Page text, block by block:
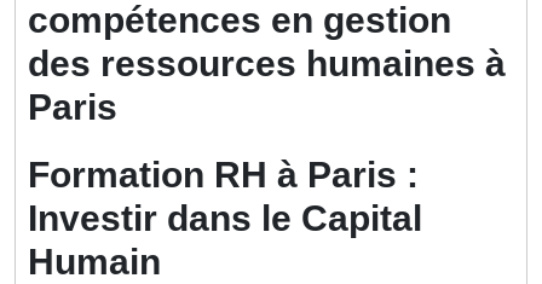
compétences en gestion
des ressources humaines à
Paris
Formation RH à Paris :
Investir dans le Capital
Humain